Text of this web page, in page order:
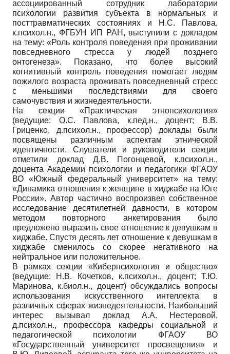
ассоциированный сотрудник лаборатории
психологии развития субъекта в нормальных и
посттравматических состояниях и Н.С. Павлова,
к.психол.н., ФГБУН ИП РАН, выступили с докладом
на тему: «Роль контроля поведения при проживании
повседневного стресса у людей позднего
онтогенеза». Показано, что более высокий
когнитивный контроль поведения помогает людям
пожилого возраста проживать повседневный стресс
с меньшими последствиями для своего
самочувствия и жизнедеятельности.
На секции «Практическая этнопсихология»
(ведущие: О.С. Павлова, к.пед.н., доцент; В.В.
Гриценко, д.психол.н., профессор) доклады были
посвящены различным аспектам этнической
идентичности. Слушатели и руководители секции
отметили доклад Д.В. Погонцевой, к.психол.н.,
доцента Академии психологии и педагогики ФГАОУ
ВО «Южный федеральный университет» на тему:
«Динамика отношения к женщине в хиджабе на Юге
России». Автор частично воспроизвел собственное
исследование десятилетней давности, в котором
методом повторного анкетирования было
предложено выразить свое отношение к девушкам в
хиджабе. Спустя десять лет отношение к девушкам в
хиджабе сменилось со скорее негативного на
нейтральное или положительное.
В рамках секции «Киберпсихология и общество»
(ведущие: Н.В. Кочетков, к.психол.н., доцент; Т.Ю.
Маринова, к.биол.н., доцент) обсуждались вопросы
использования искусственного интеллекта в
различных сферах жизнедеятельности. Наибольший
интерес вызывал доклад А.А. Нестеровой,
д.психол.н., профессора кафедры социальной и
педагогической психологии ФГАОУ ВО
«Государственный университет просвещения» и